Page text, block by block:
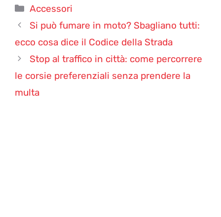
Categorie
Accessori
Si può fumare in moto? Sbagliano tutti:
ecco cosa dice il Codice della Strada
Stop al traffico in città: come percorrere
le corsie preferenziali senza prendere la
multa